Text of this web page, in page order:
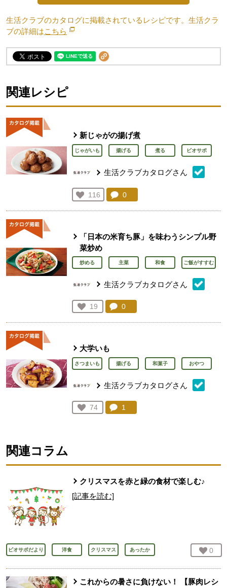
生活クラブのカタログに掲載されているレシピです。生活クラ
ブの詳細はこちら 別のウィンドウで開きます。
関連レシピ
新じゃがの揚げ煮
じゃがいも 揚げる 煮る ビオサポ
生活クラブカタログさん
お気に入り登録：
116
人が登録
コメント：
0
「日本の米育ち豚」を味わうシンプル野
菜炒め
炒める 主菜 和食 ご飯がすすむ
生活クラブカタログさん
お気に入り登録：
19
人が登録
コメント：
0
大学いも
さつまいも 揚げる 和菓子 おやつ
生活クラブカタログさん
お気に入り登録：
74
人が登録
コメント：
1
関連コラム
クリスマスを赤と緑の食材で楽しむ♪
[記事を読む]
ビオサポだより 洋食 クリスマス あったか お気
0
これからの暑さに負けない！ 【豚肉レシ